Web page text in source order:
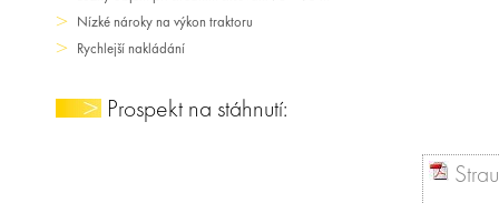
Nízké nároky na výkon traktoru
Rychlejší nakládání
Prospekt na stáhnutí: